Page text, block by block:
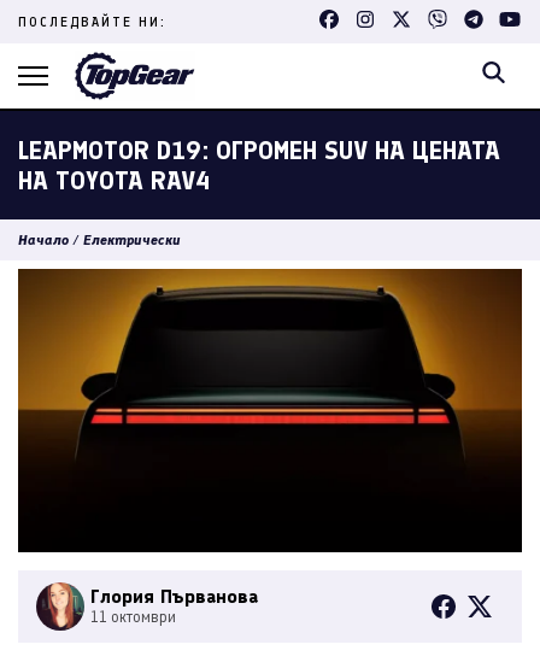
Skip
content
ПОСЛЕДВАЙТЕ НИ:
LEAPMOTOR D19: ОГРОМЕН SUV НА ЦЕНАТА
НА TOYOTA RAV4
Начало / Електрически
Глория Първанова
11 октомври